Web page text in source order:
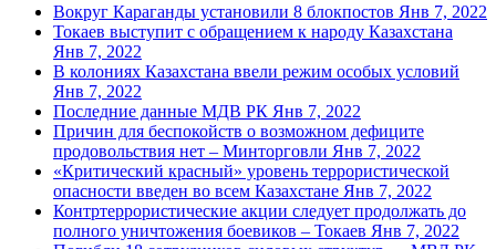
Вокруг Караганды установили 8 блокпостов Янв 7, 2022
Токаев выступит с обращением к народу Казахстана
Янв 7, 2022
В колониях Казахстана ввели режим особых условий
Янв 7, 2022
Последние данные МДВ РК Янв 7, 2022
Причин для беспокойств о возможном дефиците
продовольствия нет – Минторговли Янв 7, 2022
«Критический красный» уровень террористической
опасности введен во всем Казахстане Янв 7, 2022
Контртеррористические акции следует продолжать до
полного уничтожения боевиков – Токаев Янв 7, 2022